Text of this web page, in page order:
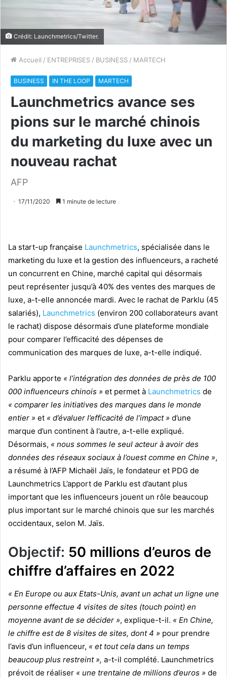
Crédit: Launchmetrics/Twitter.
Accueil / ENTREPRISES / BUSINESS / MARTECH
BUSINESS IN THE LOOP MARTECH
Launchmetrics avance ses
pions sur le marché chinois
du marketing du luxe avec un
nouveau rachat
AFP
17/11/2020 1 minute de lecture
La start-up française Launchmetrics, spécialisée dans le
marketing du luxe et la gestion des influenceurs, a racheté
un concurrent en Chine, marché capital qui désormais
peut représenter jusqu’à 40% des ventes des marques de
luxe, a-t-elle annoncée mardi. Avec le rachat de Parklu (45
salariés), Launchmetrics (environ 200 collaborateurs avant
le rachat) dispose désormais d’une plateforme mondiale
pour comparer l’efficacité des dépenses de
communication des marques de luxe, a-t-elle indiqué.
Parklu apporte « l’intégration des données de près de 100
000 influenceurs chinois » et permet à Launchmetrics de
« comparer les initiatives des marques dans le monde
entier » et « d’évaluer l’efficacité de l’impact » d’une
marque d’un continent à l’autre, a-t-elle expliqué.
Désormais, « nous sommes le seul acteur à avoir des
données des réseaux sociaux à l’ouest comme en Chine »,
a résumé à l’AFP Michaël Jaïs, le fondateur et PDG de
Launchmetrics L’apport de Parklu est d’autant plus
important que les influenceurs jouent un rôle beaucoup
plus important sur le marché chinois que sur les marchés
occidentaux, selon M. Jaïs.
Objectif: 50 millions d’euros de
chiffre d’affaires en 2022
« En Europe ou aux Etats-Unis, avant un achat un ligne une
personne effectue 4 visites de sites (touch point) en
moyenne avant de se décider », explique-t-il. « En Chine,
le chiffre est de 8 visites de sites, dont 4 » pour prendre
l’avis d’un influenceur, « et tout cela dans un temps
beaucoup plus restreint », a-t-il complété. Launchmetrics
prévoit de réaliser « une trentaine de millions d’euros » de